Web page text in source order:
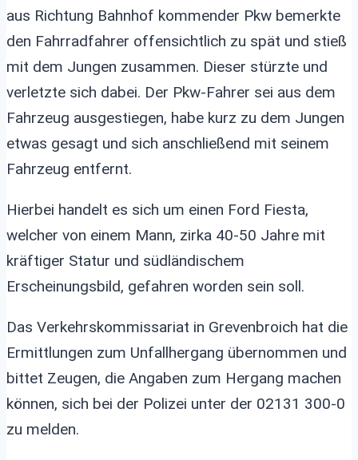
aus Richtung Bahnhof kommender Pkw bemerkte
den Fahrradfahrer offensichtlich zu spät und stieß
mit dem Jungen zusammen. Dieser stürzte und
verletzte sich dabei. Der Pkw-Fahrer sei aus dem
Fahrzeug ausgestiegen, habe kurz zu dem Jungen
etwas gesagt und sich anschließend mit seinem
Fahrzeug entfernt.
Hierbei handelt es sich um einen Ford Fiesta,
welcher von einem Mann, zirka 40-50 Jahre mit
kräftiger Statur und südländischem
Erscheinungsbild, gefahren worden sein soll.
Das Verkehrskommissariat in Grevenbroich hat die
Ermittlungen zum Unfallhergang übernommen und
bittet Zeugen, die Angaben zum Hergang machen
können, sich bei der Polizei unter der 02131 300-0
zu melden.